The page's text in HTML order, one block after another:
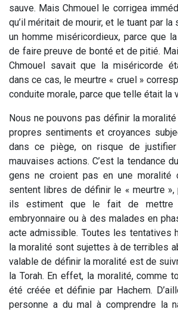
sauve. Mais Chmouel le corrigea
qu’il méritait de mourir, et le tuant par la
un homme miséricordieux, parce que
de faire preuve de bonté et de pitié.
Chmouel savait que la miséricorde
dans ce cas, le meurtre « cruel »
conduite morale, parce que telle était la
Nous ne pouvons pas définir la
propres sentiments et croyances
dans ce piège, on risque de
mauvaises actions. C’est la tendance
gens ne croient pas en une
sentent libres de définir le « meurtre »,
ils estiment que le fait de
embryonnaire ou à des malades en
acte admissible. Toutes les tentatives
la moralité sont sujettes à de terribles
valable de définir la moralité est de
la Torah. En effet, la moralité, comme
été créée et définie par Hachem.
personne a du mal à comprendre la